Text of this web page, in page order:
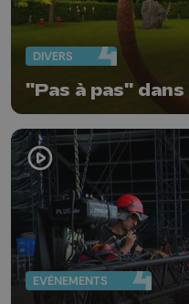
DIVERS
"Pas à pas"
EVÈNEMENTS